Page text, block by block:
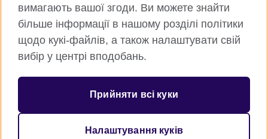
Всесвітня Британська Рада
Приватність та умови користування
Куки
© 2026 British Council
вимагають вашої згоди. Ви можете знайти
більше інформації в нашому розділі політики
щодо кукі-файлів, а також налаштувати свій
вибір у центрі вподобань.
Прийняти всі куки
Налаштування куків